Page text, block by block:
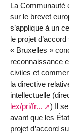
La Communauté
sur le brevet
s’applique à un
le projet
« Bruxelles »
reconnaissance
civiles et
la directive
intellectuelle
lex/pri/fr...
) Il
avant que les
projet d’accord